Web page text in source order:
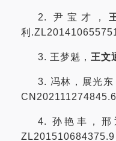
2. 尹宝才，
利
3. 王梦魁， 王文
3. 冯林，展光东
CN202111274845.6
4. 孙艳丰，